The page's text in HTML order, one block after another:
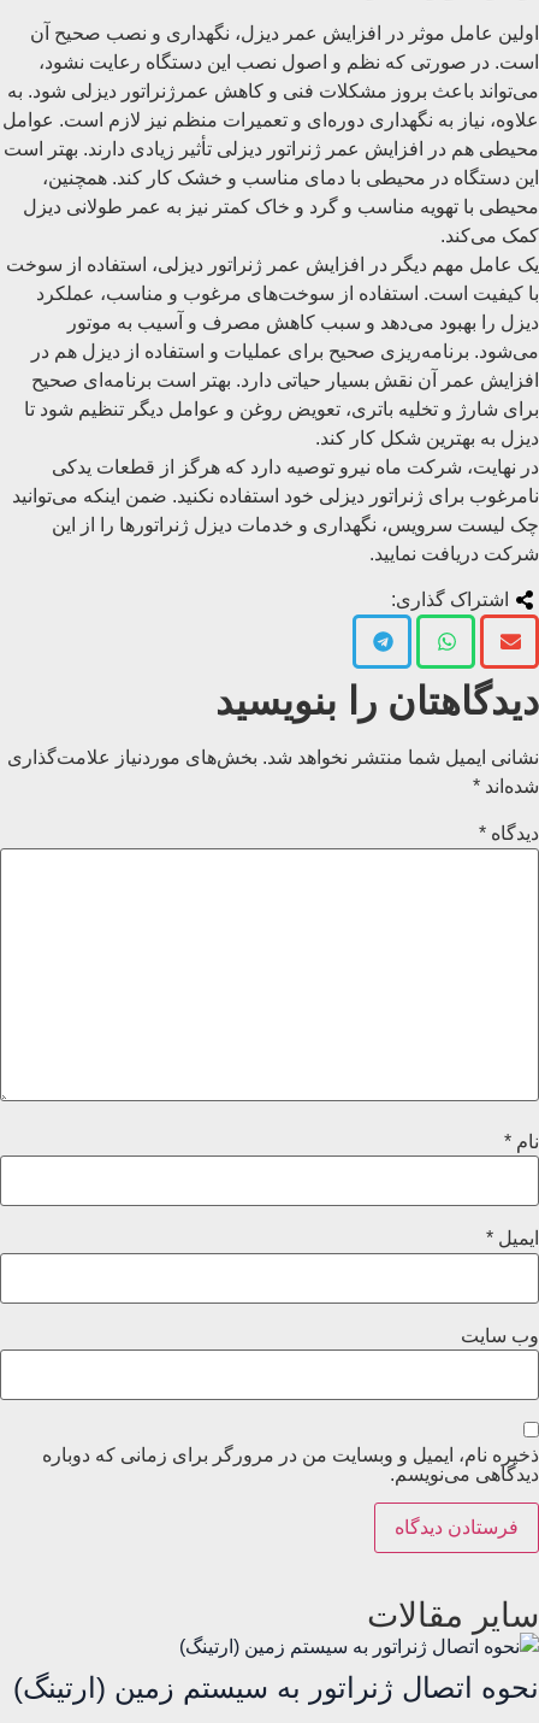
اولین عامل موثر در افزایش عمر دیزل، نگهداری و نصب صحیح آن
است. در صورتی که نظم و اصول نصب این دستگاه رعایت نشود،
می‌تواند باعث بروز مشکلات فنی و کاهش عمرژنراتور دیزلی شود. به
علاوه، نیاز به نگهداری دوره‌ای و تعمیرات منظم نیز لازم است. عوامل
محیطی هم در افزایش عمر ژنراتور دیزلی تأثیر زیادی دارند. بهتر است
این دستگاه در محیطی با دمای مناسب و خشک کار کند. همچنین،
محیطی با تهویه مناسب و گرد و خاک کمتر نیز به عمر طولانی دیزل
کمک می‌کند.
یک عامل مهم دیگر در افزایش عمر ژنراتور دیزلی، استفاده از سوخت
با کیفیت است. استفاده از سوخت‌های مرغوب و مناسب، عملکرد
دیزل را بهبود می‌دهد و سبب کاهش مصرف و آسیب به موتور
می‌شود. برنامه‌ریزی صحیح برای عملیات و استفاده از دیزل هم در
افزایش عمر آن نقش بسیار حیاتی دارد. بهتر است برنامه‌ای صحیح
برای شارژ و تخلیه باتری، تعویض روغن و عوامل دیگر تنظیم شود تا
دیزل به بهترین شکل کار کند.
در نهایت، شرکت ماه نیرو توصیه دارد که هرگز از قطعات یدکی
نامرغوب برای ژنراتور دیزلی خود استفاده نکنید. ضمن اینکه می‌توانید
چک لیست سرویس، نگهداری و خدمات دیزل ژنراتورها را از این
شرکت دریافت نمایید.
اشتراک گذاری:
دیدگاهتان را بنویسید
نشانی ایمیل شما منتشر نخواهد شد. بخش‌های موردنیاز علامت‌گذاری
شده‌اند *
دیدگاه *
نام *
ایمیل *
وب‌ سایت
ذخیره نام، ایمیل و وبسایت من در مرورگر برای زمانی که دوباره
دیدگاهی می‌نویسم.
سایر مقالات
نحوه اتصال ژنراتور به سیستم زمین (ارتینگ)